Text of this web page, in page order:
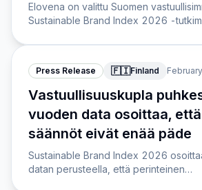
Elovena on valittu Suomen
Sustainable Brand Index 2026 -
pelkästään suomalaisista toimijoista.
Press Release 🇫🇮Finland
Vastuullisuuskupla
vuoden data osoittaa,
säännöt eivät enää päde
Sustainable Brand Index 2026
datan perusteella, että perinteinen